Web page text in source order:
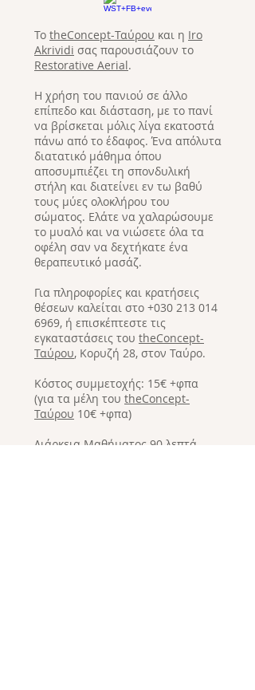
Το theConcept-Ταύρου και η Iro
Akrividi σας παρουσιάζουν το
Restorative Aerial.
Η χρήση του πανιού σε άλλο
επίπεδο και διάσταση, με το πανί
να βρίσκεται μόλις λίγα εκατοστά
πάνω από το έδαφος. Ένα απόλυτα
διατατικό μάθημα όπου
αποσυμπιέζει τη σπονδυλική
στήλη και διατείνει εν τω βαθύ
τους μύες ολοκλήρου του
σώματος. Ελάτε να χαλαρώσουμε
το μυαλό και να νιώσετε όλα τα
οφέλη σαν να δεχτήκατε ένα
θεραπευτικό μασάζ.
Για πληροφορίες και κρατήσεις
θέσεων καλείται στο +030 213 014
6969, ή επισκέπτεστε τις
εγκαταστάσεις του theConcept-
Ταύρου, Κορυζή 28, στον Ταύρο.
Κόστος συμμετοχής: 15€ +φπα
(για τα μέλη του theConcept-
Ταύρου 10€ +φπα)
Διάρκεια Μαθήματος 90 λεπτά.